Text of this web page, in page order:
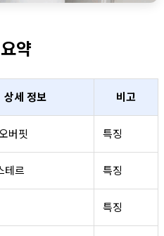
약
상세 정보 비고
버핏 특징
테르 특징
특징